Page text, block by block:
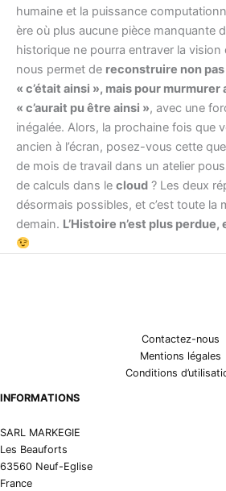
humaine et la puissance
ère où plus aucune pièce manquante
historique ne pourra entraver la vision
nous permet de reconstruire non
« c’était ainsi », mais pour
« c’aurait pu être ainsi », avec une
inégalée. Alors, la prochaine fois que
ancien à l’écran, posez-vous cette
de mois de travail dans un atelier
de calculs dans le cloud ? Les deux
désormais possibles, et c’est toute la
demain. L’Histoire n’est plus
Contactez-nous
Mentions légales
Conditions
INFORMATIONS
SARL MARKEGIE
Les Beauforts
63560 Neuf-Eglise
France